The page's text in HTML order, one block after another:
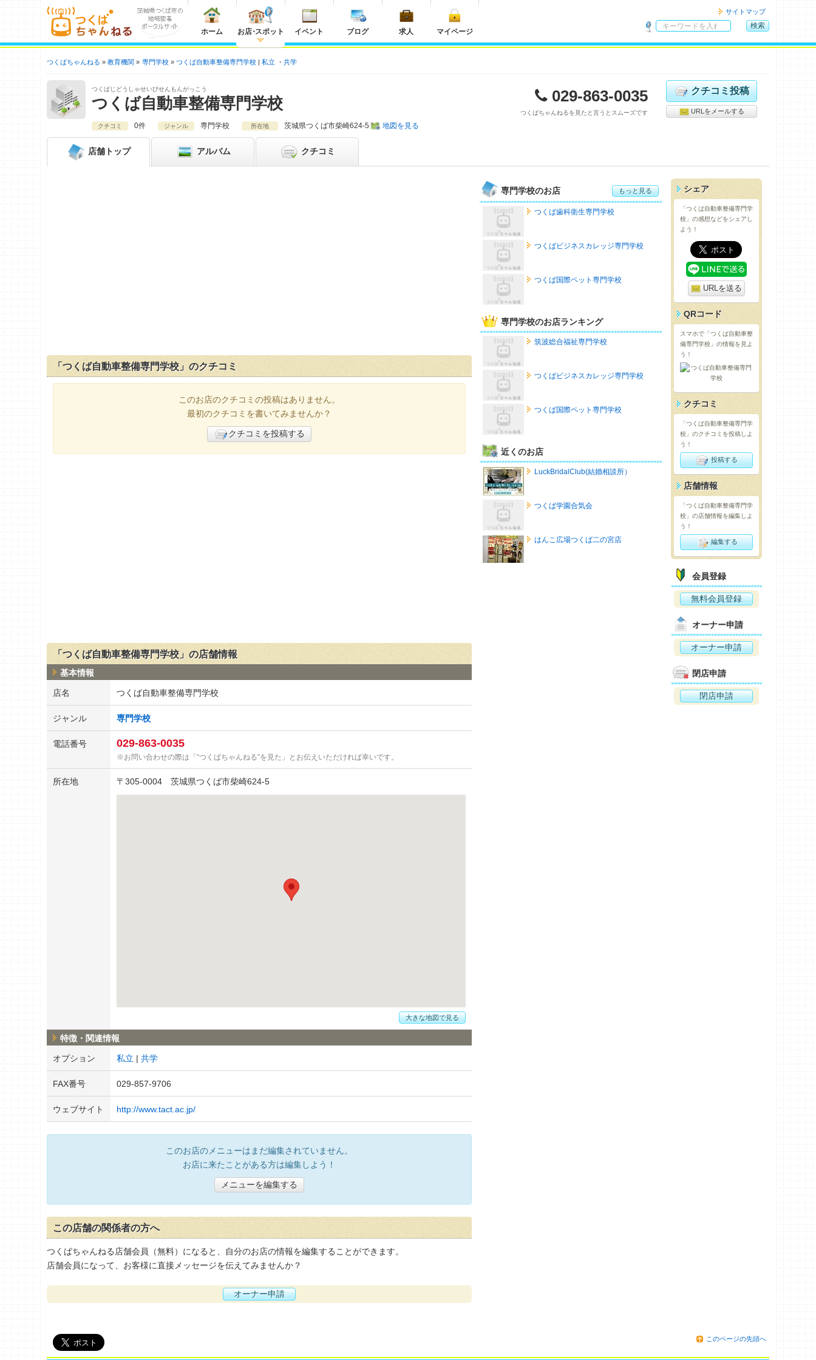
ホーム お店・スポット イベント ブログ 求人 マイページ
サイトマップ
内
索
検索
つくばちゃんねる 教育機関 専門学校 つくば自動車整備専門学校 私立 共学
つくばじどうしゃせいびせんもんがっこう
つくば自動車整備専門学校 029-863-0035
つくばちゃんねるを見たと言うとスムーズです
クチコミ投稿
URLをメールする
クチコミ 0件 ジャンル 専門学校 所在地 茨城県つくば市柴崎624-5 地図を見る
店舗 トップ アルバム クチコミ
「つくば自動車整備専門学校」のクチコミ
このお店のクチコミの投稿はありません。
最初のクチコミを書いてみませんか？
クチコミを投稿する
「つくば自動車整備専門学校」の店舗情報
基本情報
店名 つくば自動車整備専門学校
ジャンル 専門学校
電話番号 029-863-0035
お問い合わせの際は「“つくばちゃんねる”を見た」とお伝えいただければ幸いです。
所在地 〒 305-0004 茨城県つくば市柴崎624-5
大きな地図で見る
特徴・関連情報
オプション 私立 共学
FAX番号 029-857-9706
ウェブサイト http://www.tact.ac.jp/
このお店のメニューはまだ編集されていません。
お店に来たことがある方は編集しよう！
メニューを編集する
この店舗の関係者の方へ
つくばちゃんねる店舗会員（無料）になると、自分のお店の情報を編集することができます。
店舗会員になって、お客様に直接メッセージを伝えてみませんか？
オーナー申請
専門学校のお店 もっと見る
つくば歯科衛生専門学校
つくばビジネスカレッジ専門学校
つくば国際ペット専門学校
専門学校のお店ランキング
筑波総合福祉専門学校
つくばビジネスカレッジ専門学校
つくば国際ペット専門学校
近くのお店
LuckBridalClub(結婚相談所）
つくば学園合気会
はんこ広場つくば二の宮店
シェア
「つくば自動車整備専門学
校」の感想などをシェアし
よう！
URLを送る
QRコード
スマホで「つくば自動車整
備専門学校」の情報を見よ
う！
クチコミ
「つくば自動車整備専門学
校」のクチコミを投稿しよ
う！
投稿する
店舗情報
「つくば自動車整備専門学
校」の店舗情報を編集しよ
う！
編集する
会員登録
無料会員登録
オーナー申請
オーナー申請
閉店申請
閉店申請
このページの先頭へ